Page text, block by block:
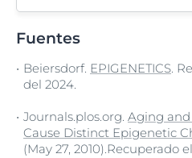
Fuentes
Beiersdorf. EPIGENETICS.
del 2024.
Journals.plos.org. Aging and
Cause Distinct Epigenetic
(May 27, 2010).Recuperado